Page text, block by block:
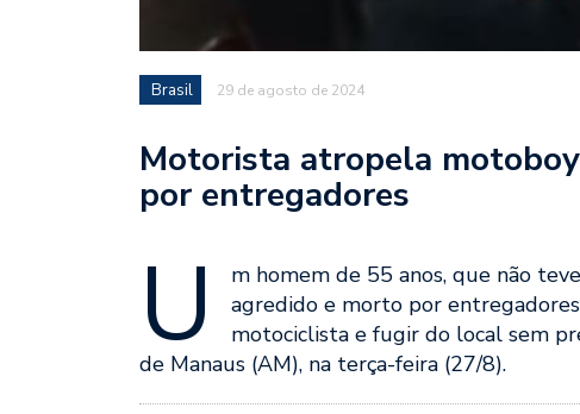
Brasil 29 de agosto de 2024
Motorista atropela
por entregadores
U
m homem de 55 anos, que não
agredido e morto por
motociclista e fugir do local sem
de Manaus (AM), na terça-feira (27/8).